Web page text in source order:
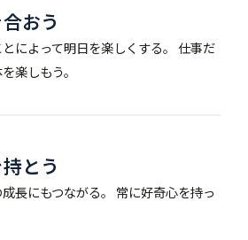
おう
によって明日を楽しくする。 仕事だ
楽しもう。
とう
長にもつながる。 常に好奇心を持っ